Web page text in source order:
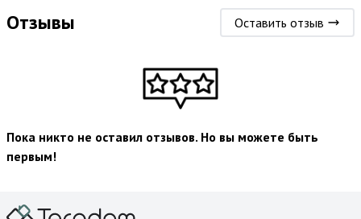
Отзывы Оставить отзыв
Пока никто не оставил отзывов. Но вы можете быть
первым!